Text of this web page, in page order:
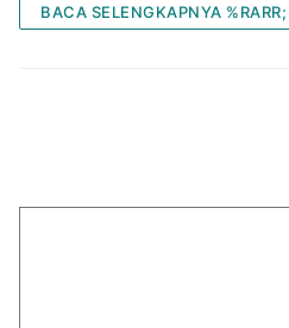
BACA SELENGKAPNYA %RARR;